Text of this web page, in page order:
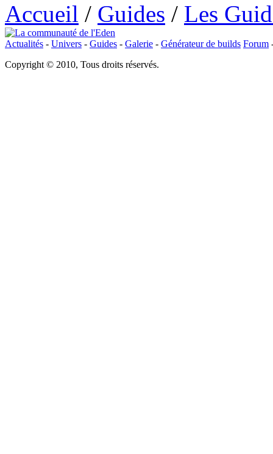
Accueil / Guides / Les
Actualités - Univers - Guides - Galerie - Générateur de builds Forum
Copyright © 2010, Tous droits réservés.